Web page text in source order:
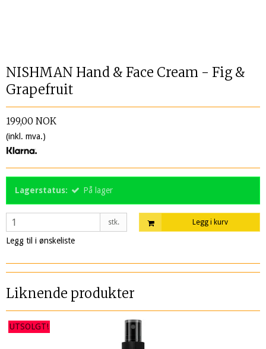
NISHMAN Hand & Face Cream - Fig &
Grapefruit
199,00 NOK
(inkl. mva.)
Lagerstatus: På lager
stk. Legg i kurv
Legg til i ønskeliste
Liknende produkter
UTSOLGT!